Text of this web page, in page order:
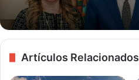
Artículos Relacionados